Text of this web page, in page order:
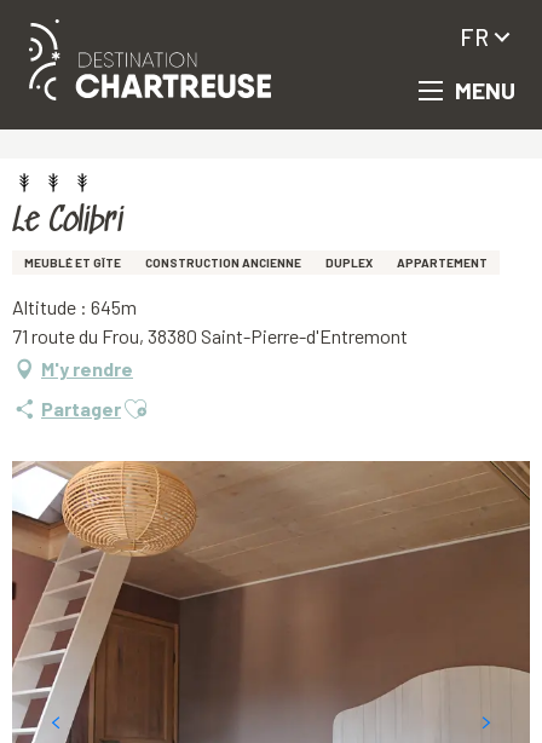
Aller
principal
MENU
FR
Le Colibri
MEUBLÉ ET GÎTE CONSTRUCTION ANCIENNE DUPLEX APPARTEMENT
Altitude : 645m
71 route du Frou, 38380 Saint-Pierre-d'Entremont
M'y rendre
PartagerAjouter aux favoris